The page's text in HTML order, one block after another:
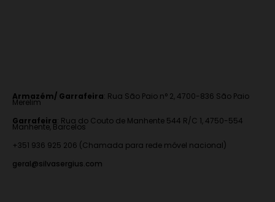
Armazém/ Garrafeira: Rua São Paio n° 2, 4700-836 São Paio
Merelim
Garrafeira: Rua do Couto de Manhente 544 R/C 1, 4750-554
Manhente, Barcelos
+351 936 925 206 (Chamada para rede móvel nacional)
geral@silvasergius.com